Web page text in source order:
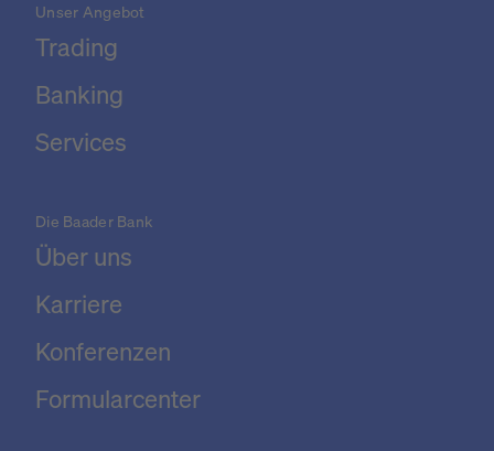
Unser Angebot
Trading
Banking
Services
Die Baader Bank
Über uns
Karriere
Konferenzen
Formularcenter